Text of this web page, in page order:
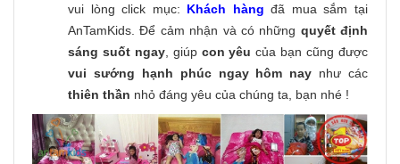
vui lòng click mục: Khách hàng đã mua sắm tại
AnTamKids. Để cảm nhận và có những quyết định
sáng suốt ngay, giúp con yêu của bạn cũng được
vui sướng hạnh phúc ngay hôm nay như các
thiên thần nhỏ đáng yêu của chúng ta, bạn nhé !